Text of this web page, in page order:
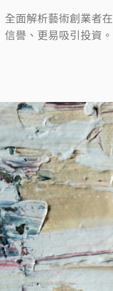
全面解析藝術創業者
信譽、更易吸引投資